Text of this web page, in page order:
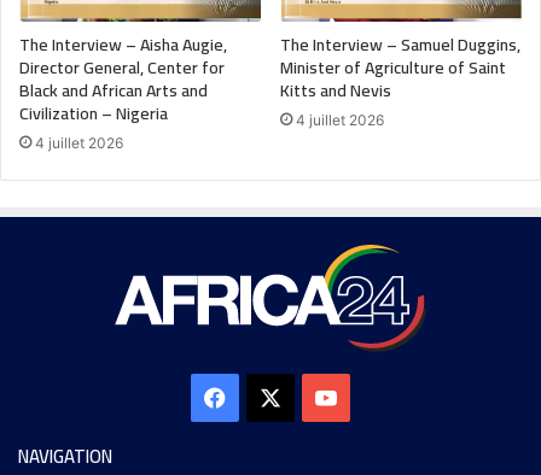
The Interview – Aisha Augie,
Director General, Center for
Black and African Arts and
Civilization – Nigeria
4 juillet 2026
The Interview – Samuel Duggins,
Minister of Agriculture of Saint
Kitts and Nevis
4 juillet 2026
NAVIGATION